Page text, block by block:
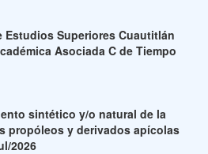
Estudios Superiores Cuautitlán
Asociada C de Tiempo
sintético y/o natural de la
propóleos y derivados apícolas
2026